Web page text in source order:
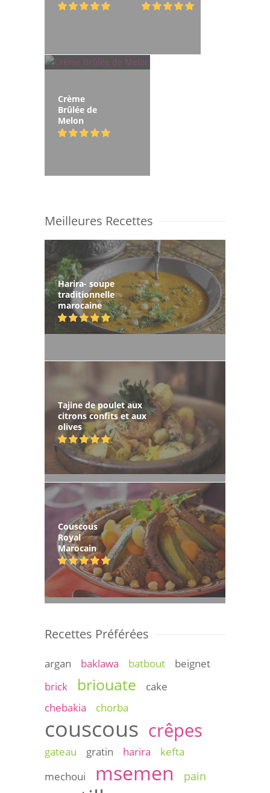
Crème
Brûlée de
Melon
Meilleures Recettes
Harira- soupe
traditionnelle
marocaine
Tajine de poulet aux
citrons confits et aux
olives
Couscous
Royal
Marocain
Recettes Préférées
argan baklawa batbout
beignet
brick
briouate
cake
chebakia
chorba
couscous crêpes
gateau gratin harira
kefta
mechoui
msemen pain